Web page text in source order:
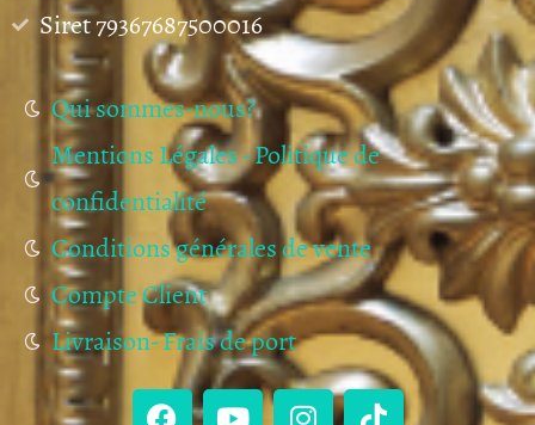
Siret 79367687500016
Qui sommes-nous?
Mentions Légales - Politique de
confidentialité
Conditions générales de vente
Compte Client
Livraison- Frais de port